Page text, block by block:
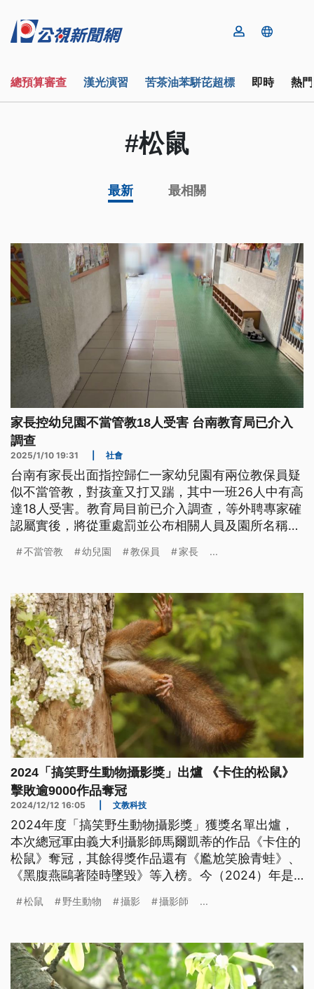
總預算審查 漢光演習 苦茶油苯駢芘超標 即時 熱
#松鼠
最新 最相關
家長控幼兒園不當管教18人受害 台南教育局已介入
調查
2025/1/10 19:31 社會
台南有家長出面指控歸仁一家幼兒園有兩位教保員疑
似不當管教，對孩童又打又踹，其中一班26人中有高
達18人受害。教育局目前已介入調查，等外聘專家確
認屬實後，將從重處罰並公布相關人員及園所名稱；
不當管教 幼兒園 教保員 家長 ...
2024「搞笑野生動物攝影獎」出爐 《卡住的松鼠》
擊敗逾9000作品奪冠
2024/12/12 16:05 文教科技
2024年度「搞笑野生動物攝影獎」獲獎名單出爐，
本次總冠軍由義大利攝影師馬爾凱蒂的作品《卡住的
松鼠》奪冠，其餘得獎作品還有《尷尬笑臉青蛙》、
《黑腹燕鷗著陸時墜毀》等入榜。今（2024）年是
一年，其中甚至還有年僅10歲的攝影師獲獎。
松鼠 野生動物 攝影 攝影師 ...